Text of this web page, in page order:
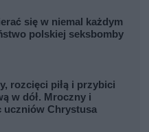
się w niemal każdym
polskiej seksbomby
rozcięci piłą i przybici
w dół. Mroczny i
uczniów Chrystusa